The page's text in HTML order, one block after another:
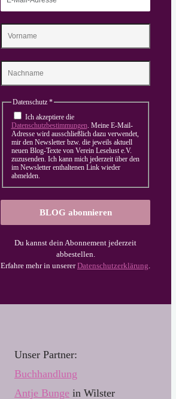
Datenschutz *
Ich akzeptiere die
Datenschutzbestimmungen . Meine E-Mail-
Adresse wird ausschließlich dazu verwendet,
mir den Newsletter bzw. die jeweils aktuell
neuen Blog-Texte von Verein Leselust e.V.
zuzusenden. Ich kann mich jederzeit über den
im Newsletter enthaltenen Link wieder
abmelden.
Du kannst dein Abonnement jederzeit
abbestellen.
Erfahre mehr in unsererDatenschutzerklärung.
Unser Partner:
Buchhandlung
Antje Bunge in Wilster